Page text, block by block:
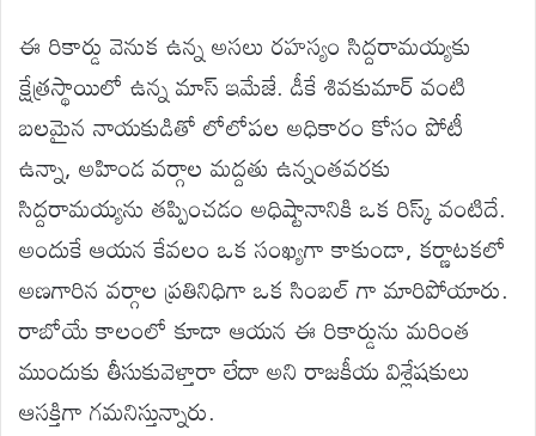
ఈ రికార్డు వెనుక ఉన్న అసలు రహస్యం సిద్దరామయ్యకు
క్షేత్రస్థాయిలో ఉన్న మాస్ ఇమేజే. డీకే శివకుమార్ వంటి
బలమైన నాయకుడితో లోలోపల అధికారం కోసం పోటీ
ఉన్నా, అహిండ వర్గాల మద్దతు ఉన్నంతవరకు
సిద్దరామయ్యను తప్పించడం అధిష్టానానికి ఒక రిస్క్ వంటిదే.
అందుకే ఆయన కేవలం ఒక సంఖ్యగా కాకుండా, కర్ణాటకలో
అణగారిన వర్గాల ప్రతినిధిగా ఒక సింబల్ గా మారిపోయారు.
రాబోయే కాలంలో కూడా ఆయన ఈ రికార్డును మరింత
ముందుకు తీసుకువెళ్తారా లేదా అని రాజకీయ విశ్లేషకులు
ఆసక్తిగా గమనిస్తున్నారు.